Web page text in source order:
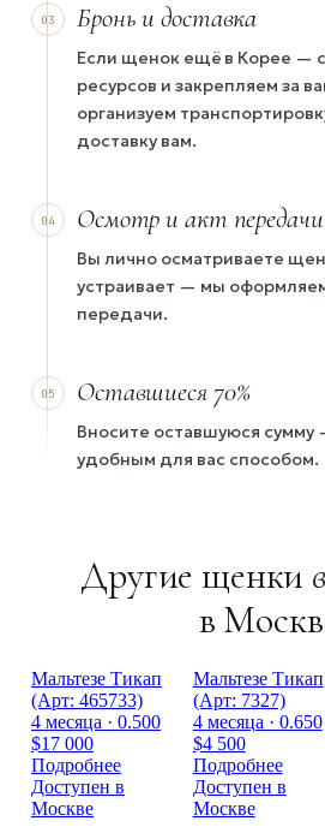
03 Бронь и доставка
Если щенок ещё в Корее —
ресурсов и закрепляем за
организуем
доставку вам.
04 Осмотр и акт передачи
Вы лично осматриваете
устраивает — мы
передачи.
05 Оставшиеся 70%
Вносите оставшуюся
удобным для вас способом.
Другие щенки
в
Мальтезе Тикап
(Арт: 465733)
4 месяца · 0.500
$17 000
Подробнее
Доступен в
Москве
Мальтезе Тикап
(Арт: 7327)
4 месяца · 0.650
$4 500
Подробнее
Доступен в
Москве